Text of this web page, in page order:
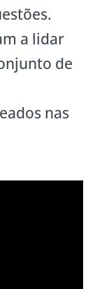
a lidar
de
nas